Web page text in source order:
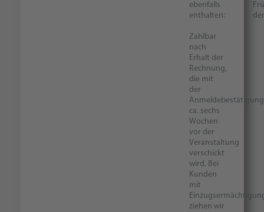
ebenfalls
enthalten:
Zahlbar
nach
Erhalt der
Rechnung,
die mit
der
Anmeldebestätigung
ca. sechs
Wochen
vor der
Veranstaltung
verschickt
wird. Bei
Kunden
mit
ziehen wir